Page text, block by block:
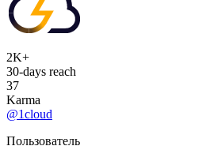
2K+
30-days reach
37
Karma
@1cloud
Пользователь